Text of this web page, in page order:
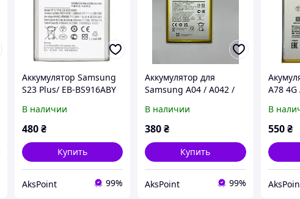
Аккумулятор Samsung
S23 Plus/ EB-BS916ABY
В наличии
480₴
Купить
AksPoint 99%
Аккумулятор для
Samsung A04 / A042 /
A226 (SCUD-WT-W1 /
WT-S-W1) 5000mAh
В наличии
380₴
Купить
AksPoint 99%
A78 4G
В
550 ₴